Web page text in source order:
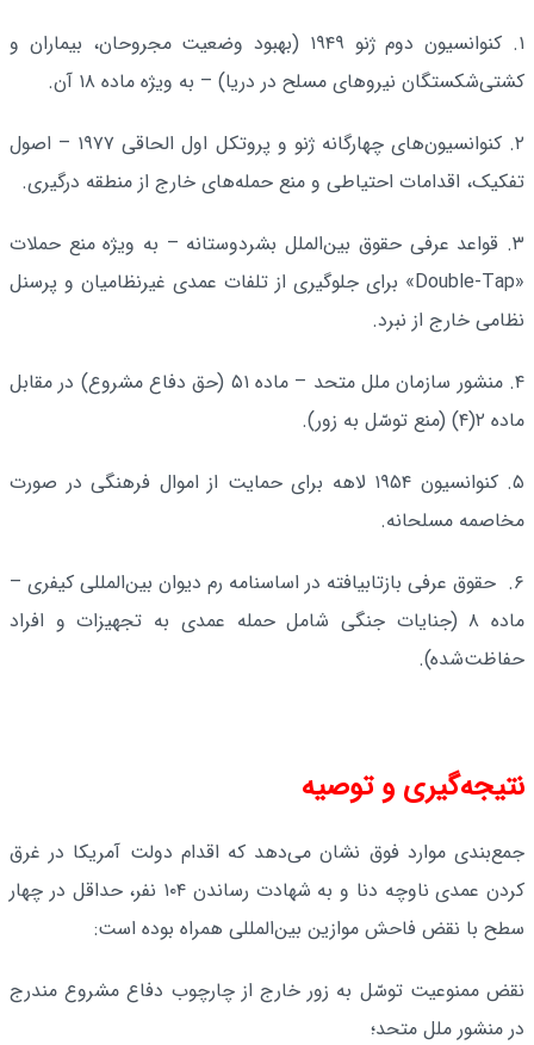
۱. کنوانسیون دوم ژنو ۱۹۴۹ (بهبود وضعیت مجروحان، بیماران و
کشتی‌شکستگان نیروهای مسلح در دریا) – به ویژه ماده ۱۸ آن.
۲. کنوانسیون‌های چهارگانه ژنو و پروتکل اول الحاقی ۱۹۷۷ – اصول
تفکیک، اقدامات احتیاطی و منع حمله‌های خارج از منطقه درگیری.
۳. قواعد عرفی حقوق بین‌الملل بشردوستانه – به ویژه منع حملات
«Double‑Tap» برای جلوگیری از تلفات عمدی غیرنظامیان و پرسنل
نظامی خارج از نبرد.
۴. منشور سازمان ملل متحد – ماده ۵۱ (حق دفاع مشروع) در مقابل
ماده ۲(۴) (منع توسّل به زور).
۵. کنوانسیون ۱۹۵۴ لاهه برای حمایت از اموال فرهنگی در صورت
مخاصمه مسلحانه.
۶. حقوق عرفی بازتاب­یافته در اساسنامه رم دیوان بین‌المللی کیفری –
ماده ۸ (جنایات جنگی شامل حمله عمدی به تجهیزات و افراد
حفاظت‌شده).
نتیجه‌گیری و توصیه
جمع‌بندی موارد فوق نشان می‌دهد که اقدام دولت آمریکا در غرق
کردن عمدی ناوچه دنا و به شهادت رساندن ۱۰۴ نفر، حداقل در چهار
سطح با نقض فاحش موازین بین‌المللی همراه بوده است:
نقض ممنوعیت توسّل به زور خارج از چارچوب دفاع مشروع مندرج
در منشور ملل متحد؛